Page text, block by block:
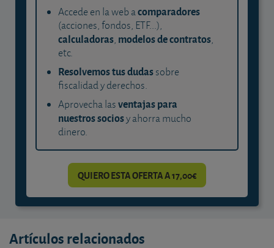
Accede en la web acomparadores
(acciones, fondos, ETF...),
calculadoras, modelos de contratos,
etc.
Resolvemos tus dudassobre
fiscalidad y derechos.
Aprovecha lasventajas para
nuestros sociosy ahorra mucho
dinero.
QUIERO ESTA OFERTA A 17,00€
Artículos relacionados